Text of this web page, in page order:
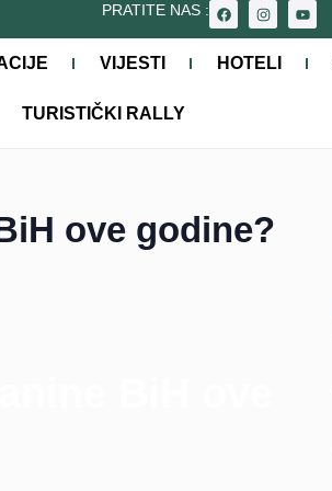
PRATITE NAS :
VIJESTI HOTELI
TURISTIČKI RALLY
ove godine?